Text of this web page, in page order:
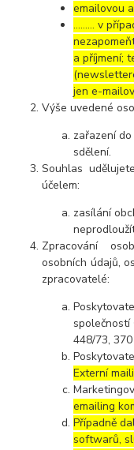
emailovou
……… v
a příjmení;
jen e-
Výše uvedené
zařazení
sdělení.
Souhlas
účelem:
zasílání
Zpracování
osobních údajů,
zpracovatelé:
společností
448/73,
Externí
emailing
Případně
softwarů,